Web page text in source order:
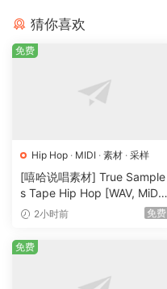
猜你喜欢
Hip Hop · MIDI · 素材 · 采样
[嘻哈说唱素材] True Sample
s Tape Hip Hop [WAV, MiDi]
（408.59MB）
2小时前 免费
免费
免费